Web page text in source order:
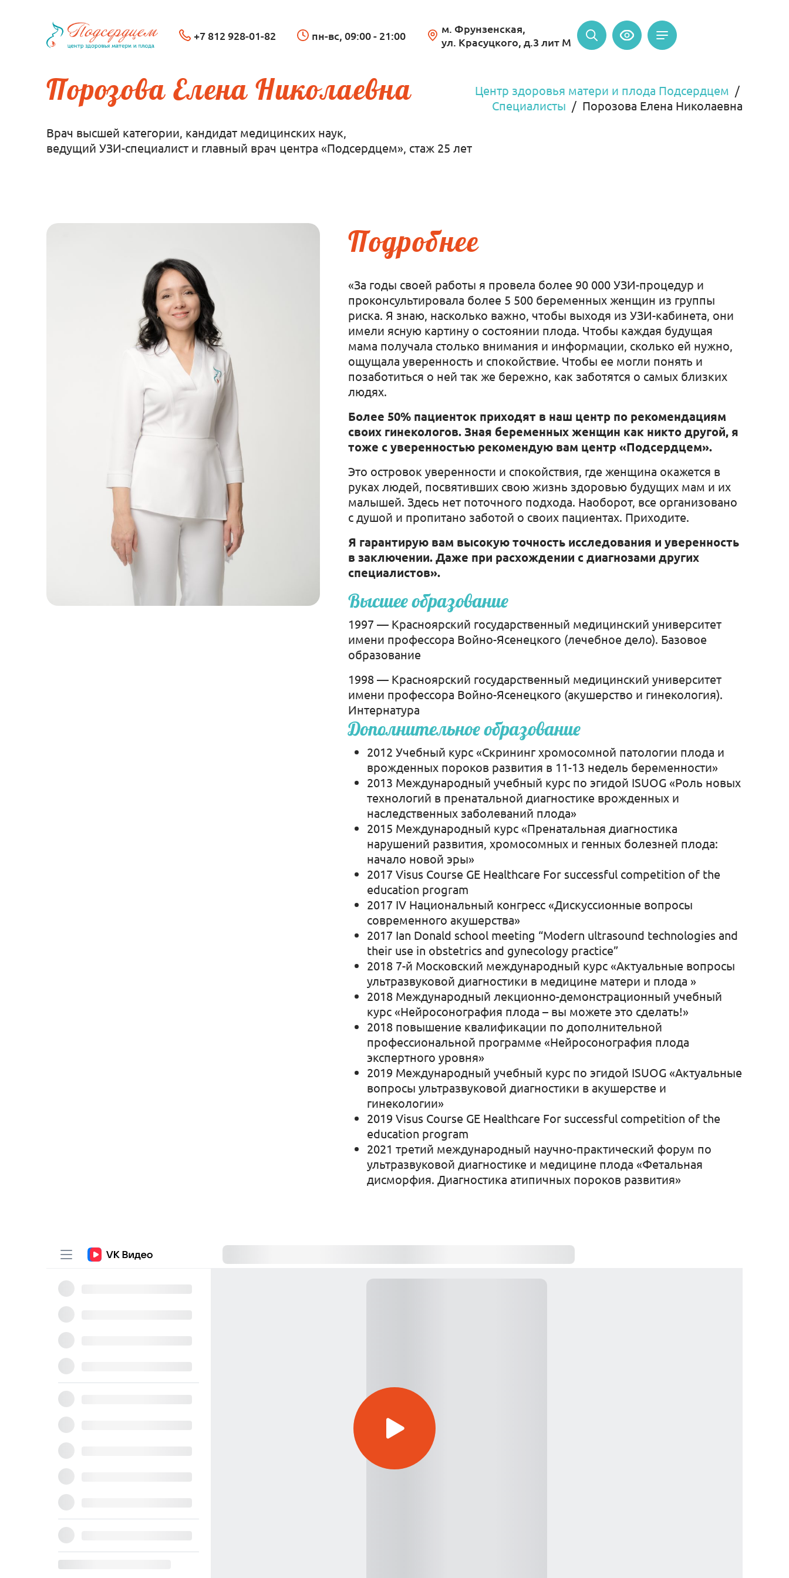
+7 812 928-01-82 пн-вс, 09:00 - 21:00
м. Фрунзенская,
ул. Красуцкого, д.3 лит М
Порозова Елена Николаевна
Центр здоровья матери и плода Подсердцем
Специалисты
Порозова Елена Николаевна
Врач высшей категории, кандидат медицинских наук,
ведущий УЗИ-специалист и главный врач центра «Подсердцем», стаж 25 лет
Подробнее
«За годы своей работы я провела более 90 000 УЗИ-процедур и
проконсультировала более 5 500 беременных женщин из группы
риска. Я знаю, насколько важно, чтобы выходя из УЗИ-кабинета, они
имели ясную картину о состоянии плода. Чтобы каждая будущая
мама получала столько внимания и информации, сколько ей нужно,
ощущала уверенность и спокойствие. Чтобы ее могли понять и
позаботиться о ней так же бережно, как заботятся о самых близких
людях.
Более 50% пациенток приходят в наш центр по рекомендациям
своих гинекологов. Зная беременных женщин как никто другой, я
тоже с уверенностью рекомендую вам центр «Подсердцем».
Это островок уверенности и спокойствия, где женщина окажется в
руках людей, посвятивших свою жизнь здоровью будущих мам и их
малышей. Здесь нет поточного подхода. Наоборот, все организовано
с душой и пропитано заботой о своих пациентах. Приходите.
Я гарантирую вам высокую точность исследования и уверенность
в заключении. Даже при расхождении с диагнозами других
специалистов».
Высшее образование
1997 — Красноярский государственный медицинский университет
имени профессора Войно-Ясенецкого (лечебное дело). Базовое
образование
1998 — Красноярский государственный медицинский университет
имени профессора Войно-Ясенецкого (акушерство и гинекология).
Интернатура
Дополнительное образование
2012 Учебный курс «Скрининг хромосомной патологии плода и
врожденных пороков развития в 11-13 недель беременности»
2013 Международный учебный курс по эгидой ISUOG «Роль новых
технологий в пренатальной диагностике врожденных и
наследственных заболеваний плода»
2015 Международный курс «Пренатальная диагностика
нарушений развития, хромосомных и генных болезней плода:
начало новой эры»
2017 Visus Course GE Healthcare For successful competition of the
education program
2017 IV Национальный конгресс «Дискуссионные вопросы
современного акушерства»
2017 Ian Donald school meeting “Modern ultrasound technologies and
their use in obstetrics and gynecology practice”
2018 7-й Московский международный курс «Актуальные вопросы
ультразвуковой диагностики в медицине матери и плода »
2018 Международный лекционно-демонстрационный учебный
курс «Нейросонография плода – вы можете это сделать!»
2018 повышение квалификации по дополнительной
профессиональной программе «Нейросонография плода
экспертного уровня»
2019 Международный учебный курс по эгидой ISUOG «Актуальные
вопросы ультразвуковой диагностики в акушерстве и
гинекологии»
2019 Visus Course GE Healthcare For successful competition of the
education program
2021 третий международный научно-практический форум по
ультразвуковой диагностике и медицине плода «Фетальная
дисморфия. Диагностика атипичных пороков развития»